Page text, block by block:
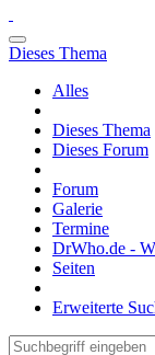
Dieses Thema
Alles
Dieses Thema
Dieses Forum
Forum
Galerie
Termine
DrWho.de -
Seiten
Erweiterte